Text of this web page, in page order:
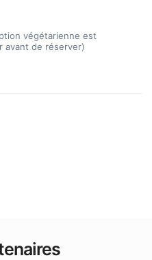
végétarienne est
avant de réserver)